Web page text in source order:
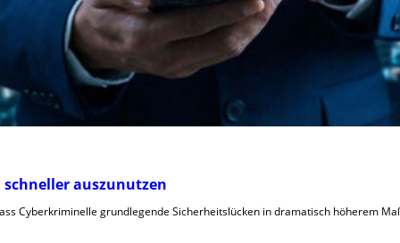
auszunutzen
Cyberkriminelle grundlegende Sicherheitslücken in dramatisch höherem